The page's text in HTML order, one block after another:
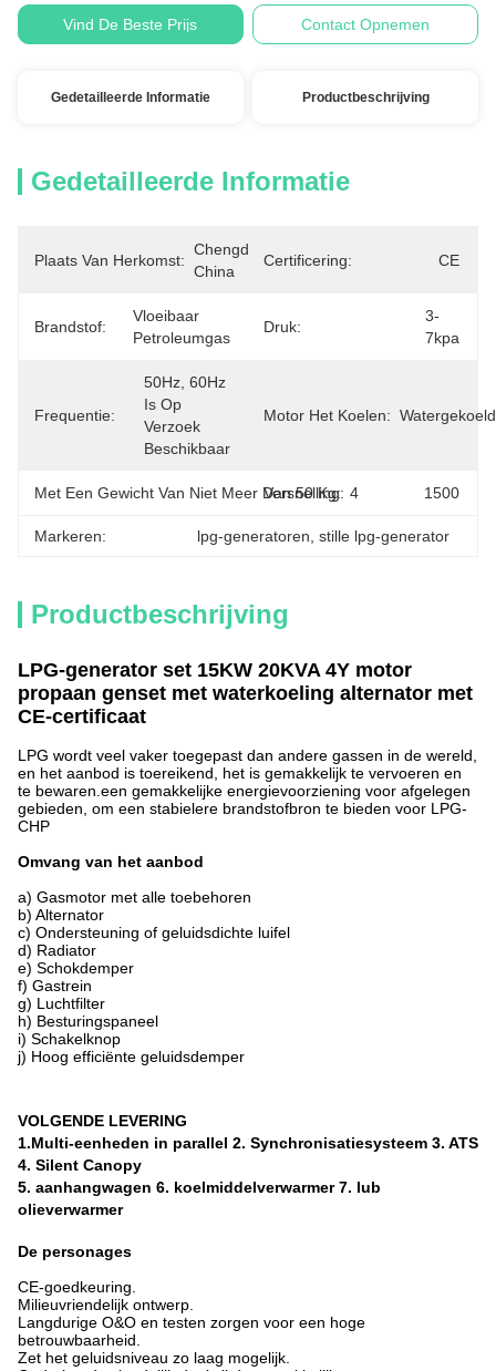
Vind De Beste Prijs Contact Opnemen
Gedetailleerde Informatie Productbeschrijving
Gedetailleerde Informatie
Plaats Van Herkomst:
Chengdu,
China
Certificering: CE
Brandstof:
Vloeibaar
Petroleumgas
Druk:
3-
7kpa
Frequentie:
50Hz, 60Hz
Is Op
Verzoek
Beschikbaar
Motor Het Koelen: Watergekoeld
Met Een Gewicht Van Niet Meer Dan 50 Kg: 4
Versnelling: 1500
Markeren: lpg-generatoren , stille lpg-generator
Productbeschrijving
LPG-generator set 15KW 20KVA 4Y motor
propaan genset met waterkoeling alternator met
CE-certificaat
LPG wordt veel vaker toegepast dan andere gassen in de wereld,
en het aanbod is toereikend, het is gemakkelijk te vervoeren en
te bewaren.een gemakkelijke energievoorziening voor afgelegen
gebieden, om een stabielere brandstofbron te bieden voor LPG-
CHP
Omvang van het aanbod
a) Gasmotor met alle toebehoren
b) Alternator
c) Ondersteuning of geluidsdichte luifel
d) Radiator
e) Schokdemper
f) Gastrein
g) Luchtfilter
h) Besturingspaneel
i) Schakelknop
j) Hoog efficiënte geluidsdemper
VOLGENDE LEVERING
1.Multi-eenheden in parallel 2. Synchronisatiesysteem 3. ATS
4. Silent Canopy
5. aanhangwagen 6. koelmiddelverwarmer 7. lub
olieverwarmer
De personages
CE-goedkeuring.
Milieuvriendelijk ontwerp.
Langdurige O&O en testen zorgen voor een hoge
betrouwbaarheid.
Zet het geluidsniveau zo laag mogelijk.